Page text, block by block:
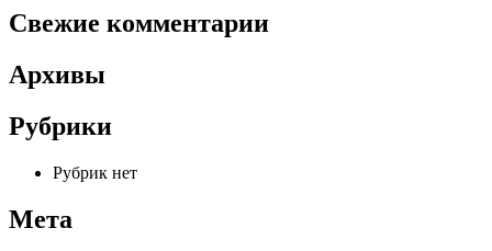
Свежие комментарии
Архивы
Рубрики
Рубрик нет
Мета